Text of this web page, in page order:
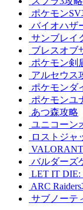
ポケモンSV
バイオハザ
サンブレイ
ブレスオブ
ポケモン剣
アルセウス
ポケモンダ
ポケモンユ
あつ森攻略
ユニコーン
ロストジャ
バルダーズ
LET IT DIE:
ARC
サブノーテ